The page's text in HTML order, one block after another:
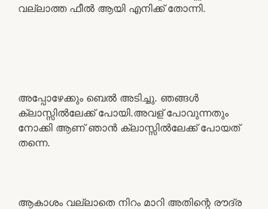
വല്ലാത്ത ഫീൽ ആയി എനിക്ക് തോന്നി.
അപ്പോഴേക്കും ബെൽ അടിച്ചു. ഞങ്ങൾ
ക്ലാസ്സിൽലേക്ക് പോയി.അവള് പോവുന്നതും
നോക്കി ആണ് ഞാൻ ക്ലാസ്സിൽലേക്ക് പോയത്
തന്നെ.
ആകാശം വല്ലാതെ നിറം മാറി അതിന്റെ രൗദ്ര